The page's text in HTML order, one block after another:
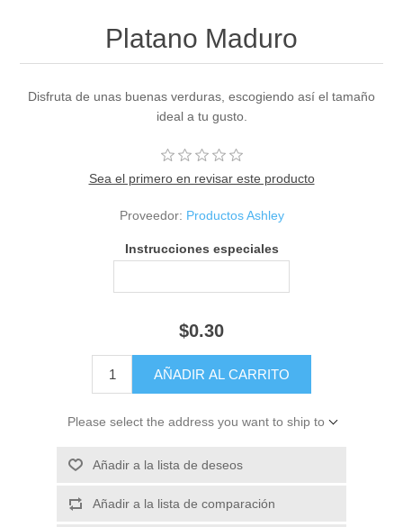
Platano Maduro
Disfruta de unas buenas verduras, escogiendo así el tamaño
ideal a tu gusto.
Sea el primero en revisar este producto
Proveedor: Productos Ashley
Instrucciones especiales
$0.30
Please select the address you want to ship to